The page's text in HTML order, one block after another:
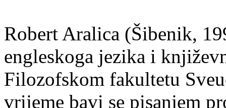
Robert Aralica (Šibenik,
engleskoga jezika i
Filozofskom fakultetu
vrijeme bavi se pisanjem